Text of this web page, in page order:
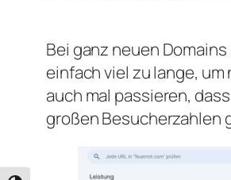
Bei ganz neuen
einfach viel zu lange,
auch mal passieren,
großen Besucherzahlen